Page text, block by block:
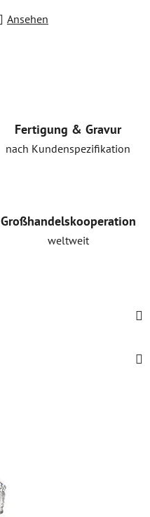
Ansehen
Fertigung & Gravur
nach Kundenspezifikation
Großhandelskooperation
weltweit